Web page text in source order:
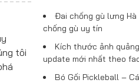
tôi
Đai chống gù lưng Hà
chống gù uy tín
Kích thước ảnh
update mới nhất theo
Bó Gối Pickleball –